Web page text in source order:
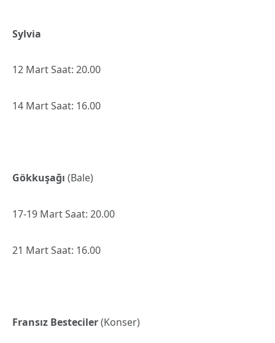
Sylvia
12 Mart Saat: 20.00
14 Mart Saat: 16.00
Gökkuşağı (Bale)
17-19 Mart Saat: 20.00
21 Mart Saat: 16.00
Fransız Besteciler(Konser)